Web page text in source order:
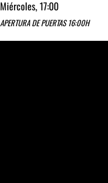
Miércoles,17:00
APERTURA DE PUERTAS 16:00H